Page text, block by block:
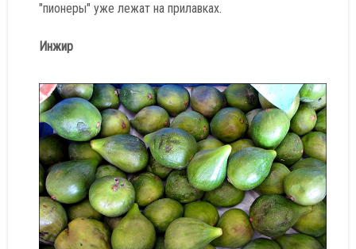
"пионеры" уже лежат на прилавках.
Инжир